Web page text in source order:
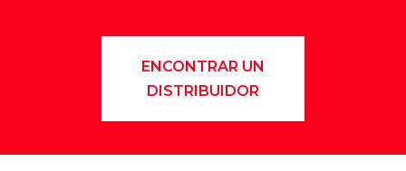
ENCONTRAR UN
DISTRIBUIDOR